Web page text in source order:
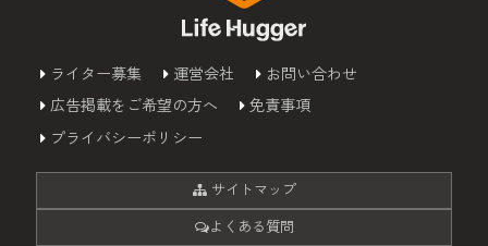
ライター募集 運営会社
お問い合わせ
広告掲載をご希望の方へ
免責事項
プライバシーポリシー
サイトマップ
よくある質問